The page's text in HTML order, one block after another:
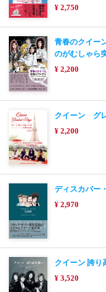
¥ 2,750
青春のクイー
のがむしゃら
¥ 2,200
クイーン グ
¥ 2,200
ディスカバー
¥ 2,970
クイーン 誇り
¥ 3,520